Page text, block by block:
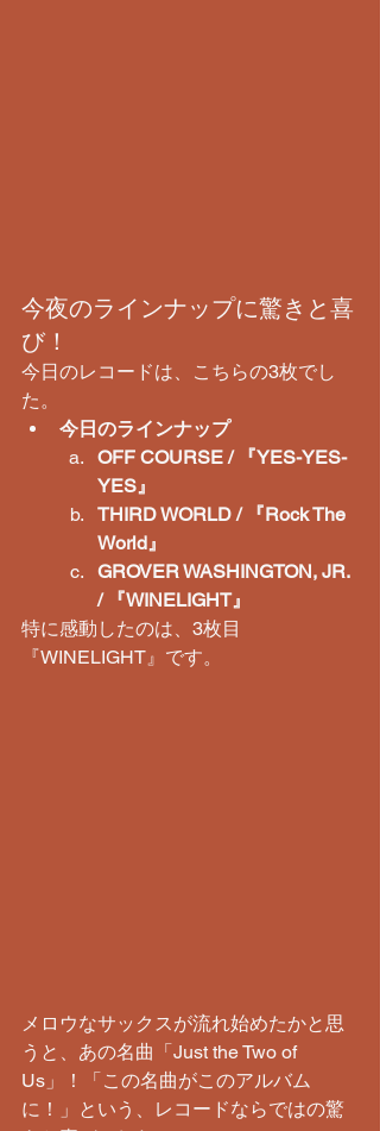
​今夜のラインナップに驚きと喜
び！
​今日のレコードは、こちらの3枚でし
た。
今日のラインナップ
OFF COURSE / 『YES-YES-
YES』
THIRD WORLD / 『Rock The
World』
GROVER WASHINGTON, JR.
/ 『WINELIGHT』
​特に感動したのは、3枚目
『WINELIGHT』です。
メロウなサックスが流れ始めたかと思
うと、あの名曲「Just the Two of
Us」！「この名曲がこのアルバム
に！」という、レコードならではの驚